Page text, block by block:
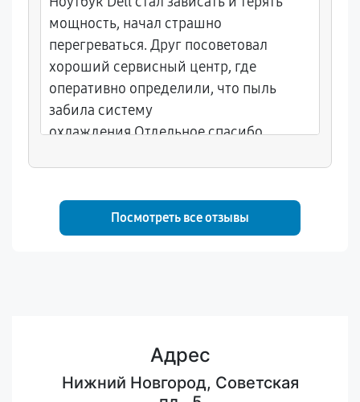
мощность, начал страшно
перегреваться. Друг посоветовал
хороший сервисный центр, где
оперативно определили, что пыль
забила систему
охлаждения.Отдельное спасибо
профессионального подхода.
Посмотреть все отзывы
Адрес
Нижний Новгород, Советская